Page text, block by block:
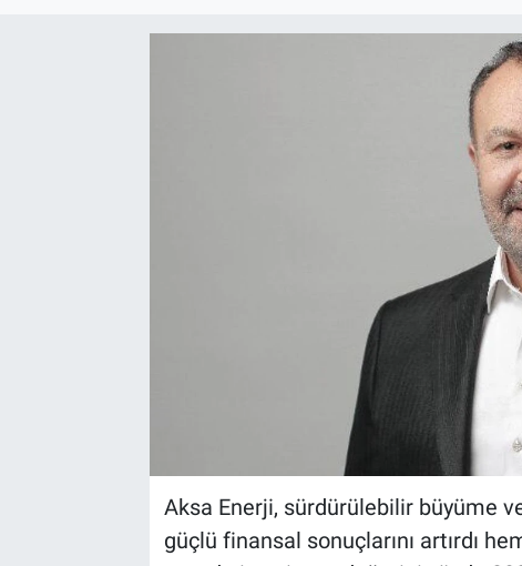
Aksa Enerji, sürdürülebilir büyüme
güçlü finansal sonuçlarını artırdı